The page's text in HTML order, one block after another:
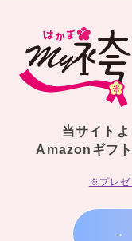
当サイト
Amazonギフ
※プレゼ
→